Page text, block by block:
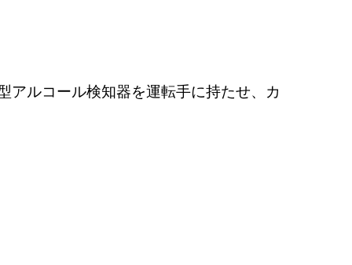
ルコール検知器を運転手に持たせ、カ